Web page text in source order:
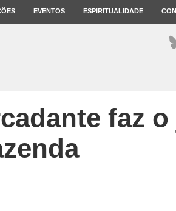
EVENTOS ESPIRITUALIDADE
faz